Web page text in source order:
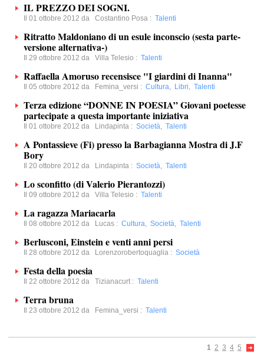
IL PREZZO DEI SOGNI.
Il 01 ottobre 2012 da Costantino Posa : Talenti
Ritratto Maldoniano di un esule inconscio (sesta parte-
versione alternativa-)
Il 29 ottobre 2012 da Villa Telesio : Talenti
Raffaella Amoruso recensisce "I giardini di Inanna"
Il 05 ottobre 2012 da Femina_versi : Cultura, Libri, Talenti
Terza edizione “DONNE IN POESIA” Giovani poetesse
partecipate a questa importante iniziativa
Il 01 ottobre 2012 da Lindapinta : Società, Talenti
A Pontassieve (Fi) presso la Barbagianna Mostra di J.F
Bory
Il 20 ottobre 2012 da Lindapinta : Società, Talenti
Lo sconfitto (di Valerio Pierantozzi)
Il 09 ottobre 2012 da Villa Telesio : Talenti
La ragazza Mariacarla
Il 08 ottobre 2012 da Lucas : Cultura, Società, Talenti
Berlusconi, Einstein e venti anni persi
Il 28 ottobre 2012 da Lorenzorobertoquaglia : Società
Festa della poesia
Il 22 ottobre 2012 da Tizianacurt : Talenti
Terra bruna
Il 23 ottobre 2012 da Femina_versi : Talenti
1 2 3 4 5